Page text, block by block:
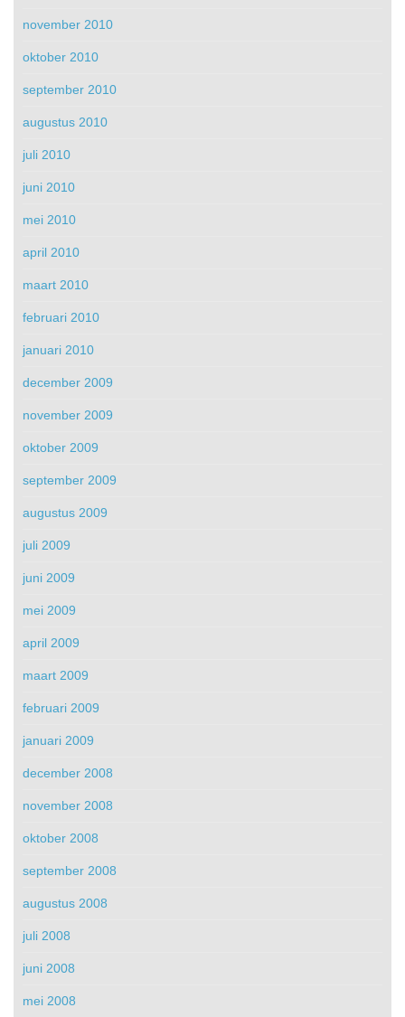
november 2010
oktober 2010
september 2010
augustus 2010
juli 2010
juni 2010
mei 2010
april 2010
maart 2010
februari 2010
januari 2010
december 2009
november 2009
oktober 2009
september 2009
augustus 2009
juli 2009
juni 2009
mei 2009
april 2009
maart 2009
februari 2009
januari 2009
december 2008
november 2008
oktober 2008
september 2008
augustus 2008
juli 2008
juni 2008
mei 2008